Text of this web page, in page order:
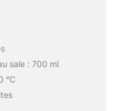
sale : 700 ml
°C